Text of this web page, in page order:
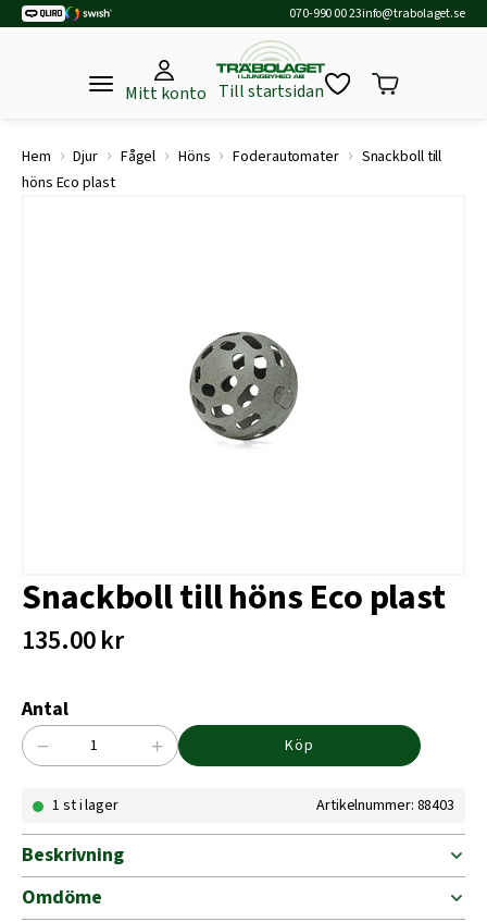
070-990 00 23info@trabolaget.se
Mitt konto Till startsidan
Hem › Djur › Fågel › Höns › Foderautomater › Snackboll till
höns Eco plast
Snackboll till höns Eco plast
135.00kr
Antal
Snackboll
höns
plast
− + Köp
1 st i lager Artikelnummer: 88403
Beskrivning
Omdöme